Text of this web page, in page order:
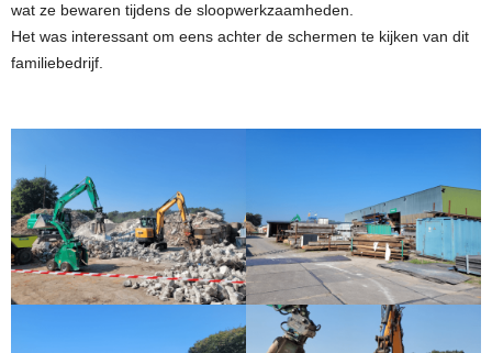
wat ze bewaren tijdens de sloopwerkzaamheden.
Het was interessant om eens achter de schermen te kijken van dit
familiebedrijf.